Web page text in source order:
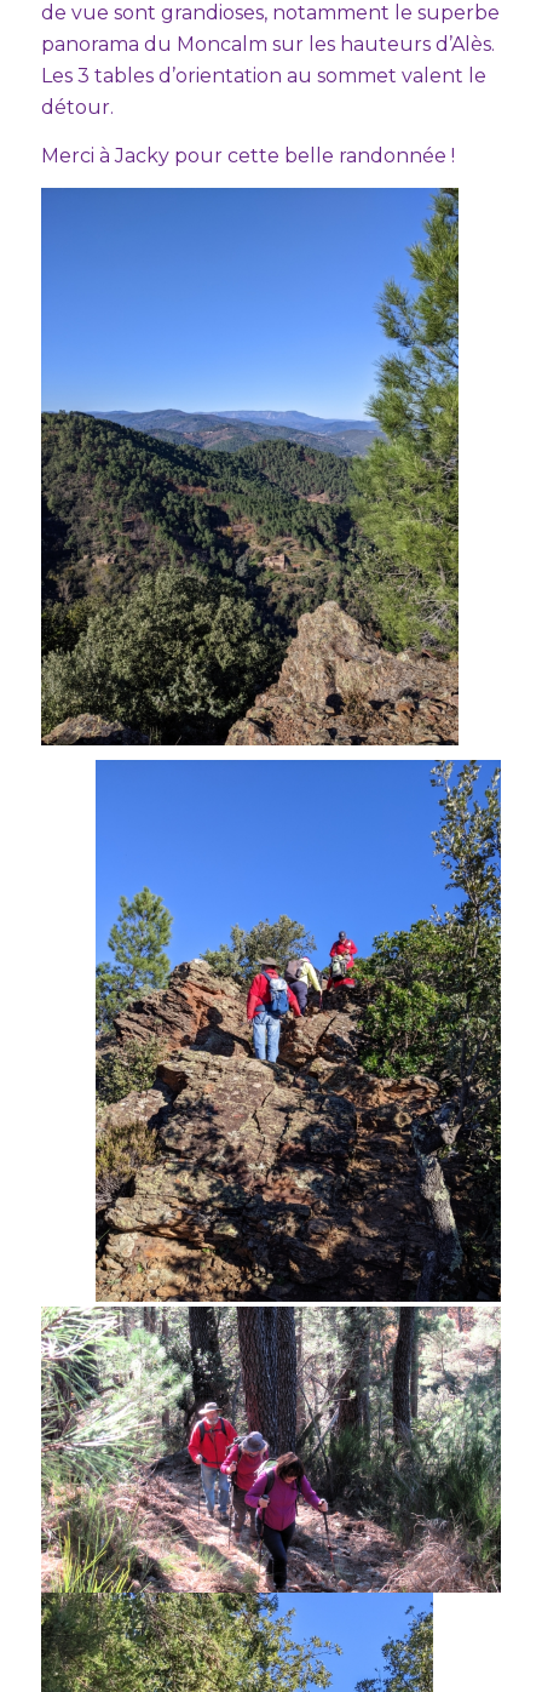
de vue sont grandioses, notamment le superbe
panorama du Moncalm sur les hauteurs d’Alès.
Les 3 tables d’orientation au sommet valent le
détour.
Merci à Jacky pour cette belle randonnée !